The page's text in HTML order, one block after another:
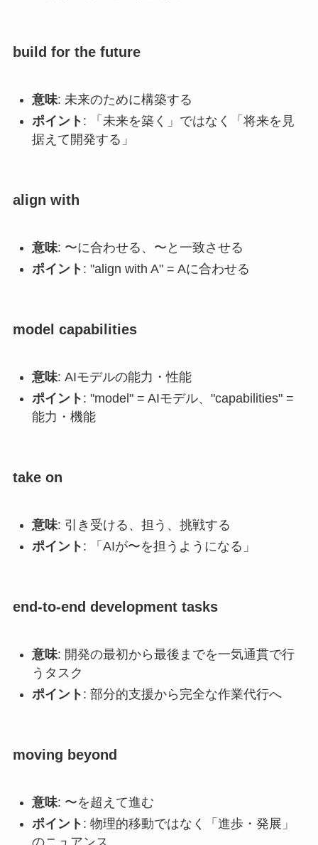
build for the future
意味: 未来のために構築する
ポイント : 「未来を築く」ではなく「将来を見
据えて開発する」
align with
意味: 〜に合わせる、〜と一致させる
ポイント : "align with A" = Aに合わせる
model capabilities
意味: AIモデルの能力・性能
ポイント : "model" = AIモデル、"capabilities" =
能力・機能
take on
意味: 引き受ける、担う、挑戦する
ポイント : 「AIが〜を担うようになる」
end-to-end development tasks
意味: 開発の最初から最後までを一気通貫で行
うタスク
ポイント : 部分的支援から完全な作業代行へ
moving beyond
意味: 〜を超えて進む
ポイント : 物理的移動ではなく「進歩・発展」